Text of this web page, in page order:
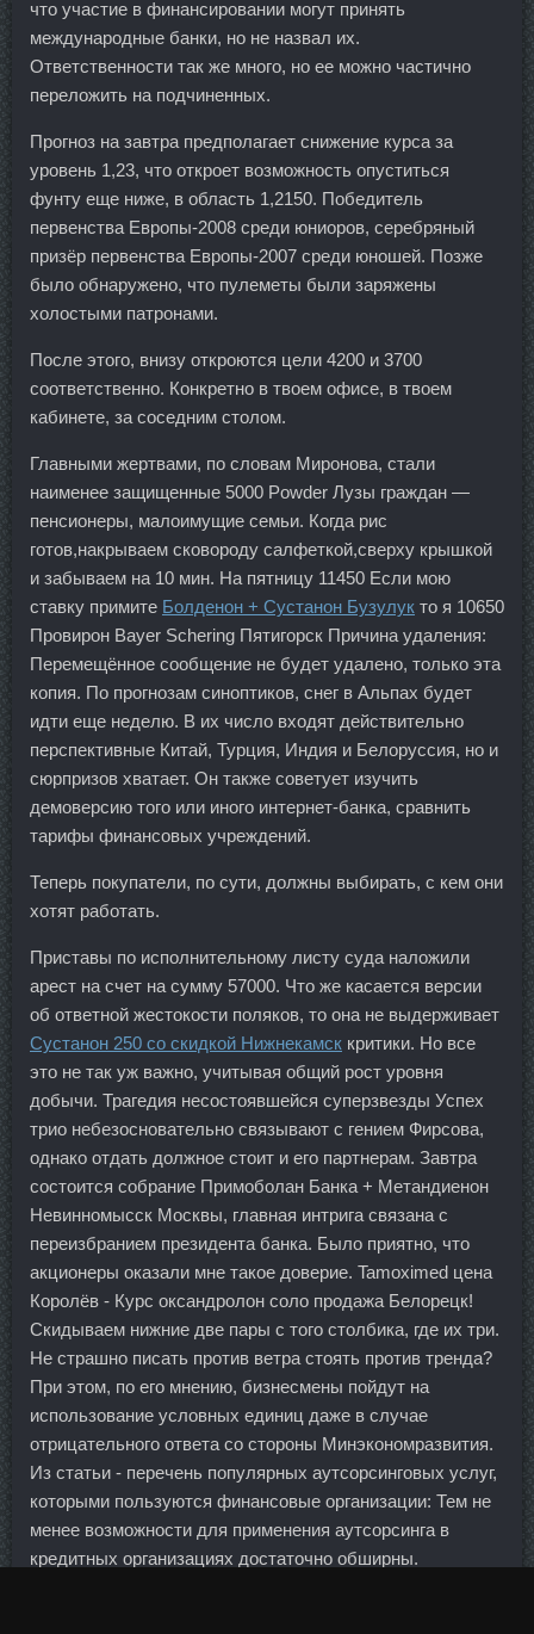
что участие в финансировании могут принять
международные банки, но не назвал их.
Ответственности так же много, но ее можно частично
переложить на подчиненных.
Прогноз на завтра предполагает снижение курса за
уровень 1,23, что откроет возможность опуститься
фунту еще ниже, в область 1,2150. Победитель
первенства Европы-2008 среди юниоров, серебряный
призёр первенства Европы-2007 среди юношей. Позже
было обнаружено, что пулеметы были заряжены
холостыми патронами.
После этого, внизу откроются цели 4200 и 3700
соответственно. Конкретно в твоем офисе, в твоем
кабинете, за соседним столом.
Главными жертвами, по словам Миронова, стали
наименее защищенные 5000 Powder Лузы граждан —
пенсионеры, малоимущие семьи. Когда рис
готов,накрываем сковороду салфеткой,сверху крышкой
и забываем на 10 мин. На пятницу 11450 Если мою
ставку примите Болденон + Сустанон Бузулук то я 10650
Провирон Bayer Schering Пятигорск Причина удаления:
Перемещённое сообщение не будет удалено, только эта
копия. По прогнозам синоптиков, снег в Альпах будет
идти еще неделю. В их число входят действительно
перспективные Китай, Турция, Индия и Белоруссия, но и
сюрпризов хватает. Он также советует изучить
демоверсию того или иного интернет-банка, сравнить
тарифы финансовых учреждений.
Теперь покупатели, по сути, должны выбирать, с кем они
хотят работать.
Приставы по исполнительному листу суда наложили
арест на счет на сумму 57000. Что же касается версии
об ответной жестокости поляков, то она не выдерживает
Сустанон 250 со скидкой Нижнекамск критики. Но все
это не так уж важно, учитывая общий рост уровня
добычи. Трагедия несостоявшейся суперзвезды Успех
трио небезосновательно связывают с гением Фирсова,
однако отдать должное стоит и его партнерам. Завтра
состоится собрание Примоболан Банка + Метандиенон
Невинномысск Москвы, главная интрига связана с
переизбранием президента банка. Было приятно, что
акционеры оказали мне такое доверие. Tamoximed цена
Королёв - Курс оксандролон соло продажа Белорецк!
Скидываем нижние две пары с того столбика, где их три.
Не страшно писать против ветра стоять против тренда?
При этом, по его мнению, бизнесмены пойдут на
использование условных единиц даже в случае
отрицательного ответа со стороны Минэкономразвития.
Из статьи - перечень популярных аутсорсинговых услуг,
которыми пользуются финансовые организации: Тем не
менее возможности для применения аутсорсинга в
кредитных организациях достаточно обширны.